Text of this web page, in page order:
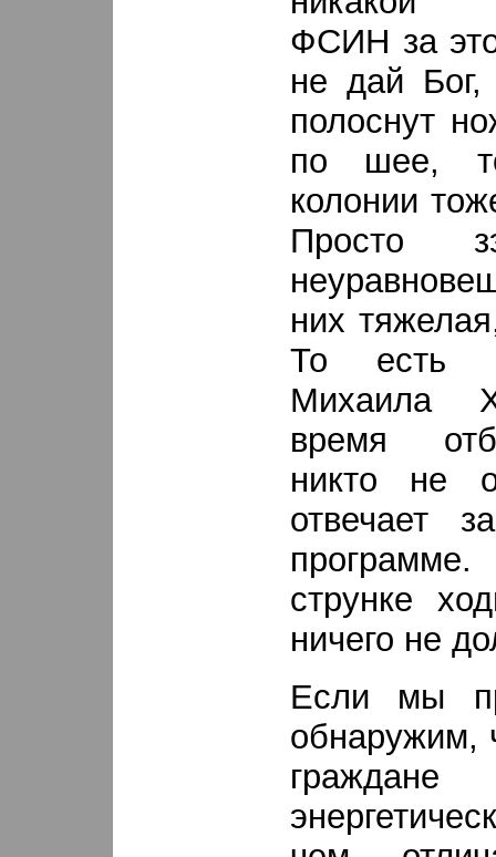
ФСИН за
не дай
полоснут
по шее,
колонии
Просто
них
То есть
Михаила
время
никто не
отвечает
струнке
ничего не
Если мы
обнаружим,